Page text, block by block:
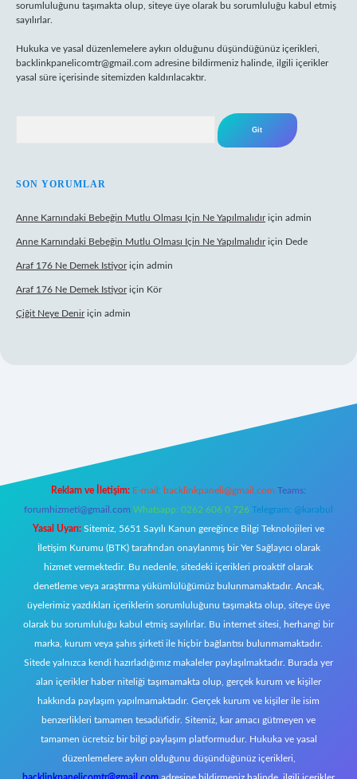
sorumluluğunu taşımakta olup, siteye üye olarak bu sorumluluğu kabul etmiş
sayılırlar.
Hukuka ve yasal düzenlemelere aykırı olduğunu düşündüğünüz içerikleri,
backlinkpanelicomtr@gmail.com adresine bildirmeniz halinde, ilgili içerikler
yasal süre içerisinde sitemizden kaldırılacaktır.
SON YORUMLAR
Anne Karnındaki Bebeğin Mutlu Olması Için Ne Yapılmalıdıriçin admin
Anne Karnındaki Bebeğin Mutlu Olması Için Ne Yapılmalıdıriçin Dede
Araf 176 Ne Demek Istiyoriçin admin
Araf 176 Ne Demek Istiyoriçin Kör
Çiğit Neye Deniriçin admin
Reklam ve İletişim: E-mail: backlinkpaneli@gmail.com Teams:
forumhizmeti@gmail.com Whatsapp: 0262 606 0 726 Telegram: @karabul
Yasal Uyarı: Sitemiz, 5651 Sayılı Kanun gereğince Bilgi Teknolojileri ve
İletişim Kurumu (BTK) tarafından onaylanmış bir Yer Sağlayıcı olarak
hizmet vermektedir. Bu nedenle, sitedeki içerikleri proaktif olarak
denetleme veya araştırma yükümlülüğümüz bulunmamaktadır. Ancak,
üyelerimiz yazdıkları içeriklerin sorumluluğunu taşımakta olup, siteye üye
olarak bu sorumluluğu kabul etmiş sayılırlar. Bu internet sitesi, herhangi bir
marka, kurum veya şahıs şirketi ile hiçbir bağlantısı bulunmamaktadır.
Sitede yalnızca kendi hazırladığımız makaleler paylaşılmaktadır. Burada yer
alan içerikler haber niteliği taşımamakta olup, gerçek kurum ve kişiler
hakkında paylaşım yapılmamaktadır. Gerçek kurum ve kişiler ile isim
benzerlikleri tamamen tesadüfidir. Sitemiz, kar amacı gütmeyen ve
tamamen ücretsiz bir bilgi paylaşım platformudur. Hukuka ve yasal
düzenlemelere aykırı olduğunu düşündüğünüz içerikleri,